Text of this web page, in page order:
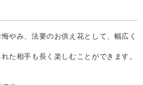
やみ、法要のお供え花として、幅広く
た相手も長く楽しむことができます。